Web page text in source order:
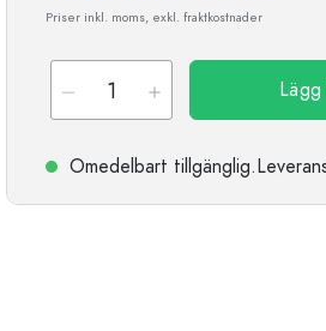
Priser inkl. moms, exkl. fraktkostnader
Omedelbart tillgänglig.